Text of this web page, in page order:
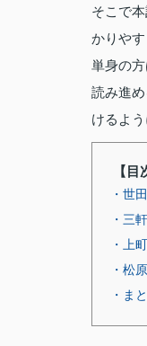
そこで
かりやす
単身の
読み進
けるよう
【目
・世
・三
・上
・松
・ま